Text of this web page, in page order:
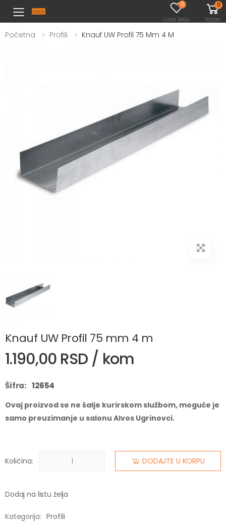
Toggle mobile menu
0
Lista želja
0
Korpa
Početna Profili Knauf UW Profil 75 Mm 4 M
Knauf UW Profil 75 mm 4 m
1.190,00 RSD / kom
Šifra: 12654
Ovaj proizvod se ne šalje kurirskom službom, moguće je
samo preuzimanje u salonu Alvos Ugrinovci.
Količina: DODAJTE U KORPU
Dodaj na listu želja
Kategorija: Profili